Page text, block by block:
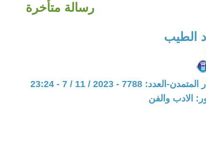
رسالة متأخرة
الطيب
العدد: 7788 - 2023 / 11 / 7 - 23:24
الادب والفن